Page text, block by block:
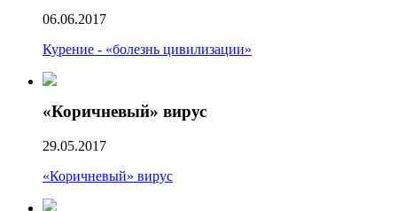
06.06.2017
Курение - «болезнь цивилизации»
«Коричневый» вирус
29.05.2017
«Коричневый» вирус